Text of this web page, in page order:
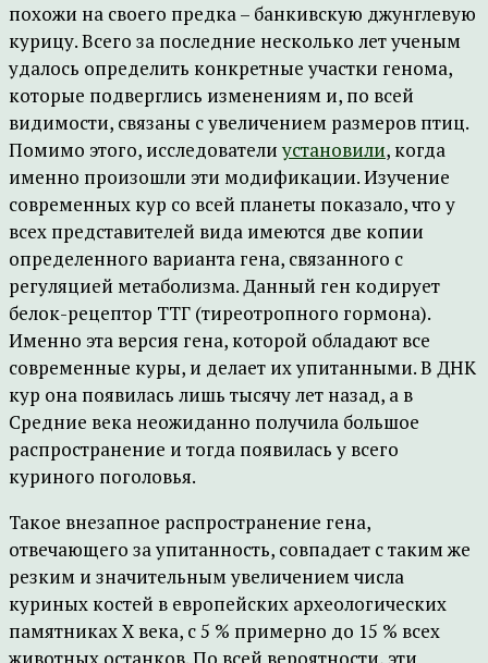
похожи на своего предка – банкивскую джунглевую
курицу. Всего за последние несколько лет ученым
удалось определить конкретные участки генома,
которые подверглись изменениям и, по всей
видимости, связаны с увеличением размеров птиц.
Помимо этого, исследователи установили, когда
именно произошли эти модификации. Изучение
современных кур со всей планеты показало, что у
всех представителей вида имеются две копии
определенного варианта гена, связанного с
регуляцией метаболизма. Данный ген кодирует
белок-рецептор ТТГ (тиреотропного гормона).
Именно эта версия гена, которой обладают все
современные куры, и делает их упитанными. В ДНК
кур она появилась лишь тысячу лет назад, а в
Средние века неожиданно получила большое
распространение и тогда появилась у всего
куриного поголовья.
Такое внезапное распространение гена,
отвечающего за упитанность, совпадает с таким же
резким и значительным увеличением числа
куриных костей в европейских археологических
памятниках X века, с 5 % примерно до 15 % всех